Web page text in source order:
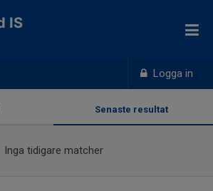
Logga in
IS
Senaste resultat
Inga tidigare matcher